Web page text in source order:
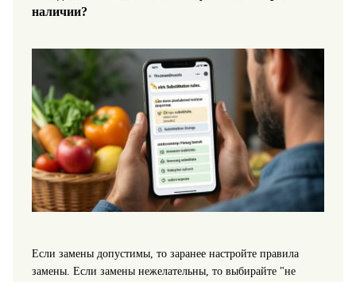
наличии?
Если замены допустимы, то заранее настройте правила
замены. Если замены нежелательны, то выбирайте "не